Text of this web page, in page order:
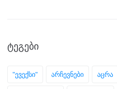
ᲢᲔᲒᲔᲑᲘ
"ევექსი" არჩევნები აცრა